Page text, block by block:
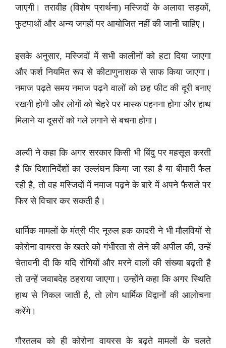
जाएगी। तरावीह (विशेष प्रार्थना) मस्जिदों के अलावा सड़कों,
फुटपाथों और अन्य जगहों पर आयोजित नहीं की जानी चाहिए।
इसके अनुसार, मस्जिदों में सभी कालीनों को हटा दिया जाएगा
और फर्श नियमित रूप से कीटाणुनाशक से साफ किया जाएगा।
नमाज पढ़ते समय नमाज पढ़ने वालों को छह फीट की दूरी बनाए
रखनी होगी और लोगों को चेहरे पर मास्क पहनना होगा और हाथ
मिलाने या दूसरों को गले लगाने से बचना होगा।
अल्वी ने कहा कि अगर सरकार किसी भी बिंदु पर महसूस करती
है कि दिशानिर्देशों का उल्लंघन किया जा रहा है या बीमारी फैल
रही है, तो वह मस्जिदों में नमाज पढ़ने के बारे में अपने फैसले पर
फिर से विचार कर सकती है।
धार्मिक मामलों के मंत्री पीर नूरुल हक कादरी ने भी मौलवियों से
कोरोना वायरस के खतरे को गंभीरता से लेने की अपील की, उन्हें
चेतावनी दी कि यदि रोगियों और मरने वालों की संख्या बढ़ती है
तो उन्हें जवाबदेह ठहराया जाएगा। उन्होंने कहा कि अगर स्थिति
हाथ से निकल जाती है, तो लोग धार्मिक विद्वानों की आलोचना
करेंगे।
गौरतलब को ही कोरोना वायरस के बढ़ते मामलों के चलते